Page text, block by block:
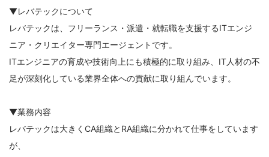
▼レバテックについて
レバテックは、フリーランス・派遣・就転職を支援するITエンジ
ニア・クリエイター専門エージェントです。
ITエンジニアの育成や技術向上にも積極的に取り組み、IT人材の不
足が深刻化している業界全体への貢献に取り組んでいます。
▼業務内容
レバテックは大きくCA組織とRA組織に分かれて仕事をしています
が、